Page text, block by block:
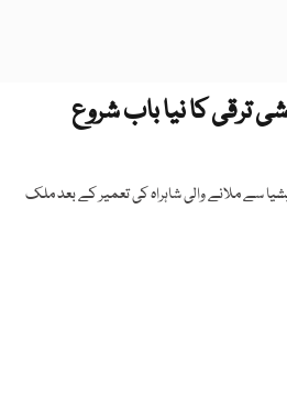
ترقی کا نیا باب شروع
سے ملانے والی شاہراہ کی تعمیر کے بعد ملک